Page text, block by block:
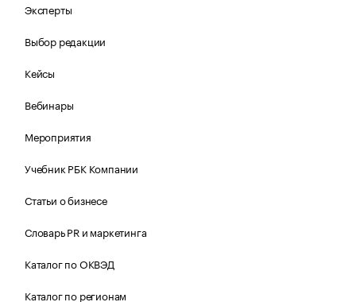
Эксперты
Выбор редакции
Кейсы
Вебинары
Мероприятия
Учебник РБК Компании
Статьи о бизнесе
Словарь PR и маркетинга
Каталог по ОКВЭД
Каталог по регионам